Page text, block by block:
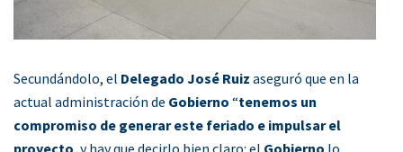
Secundándolo, el Delegado José Ruiz aseguró que en la
actual administración de Gobierno “tenemos un
compromiso de generar este feriado e impulsar el